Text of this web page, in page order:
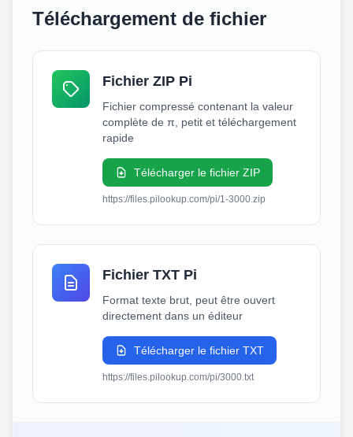
Téléchargement de fichier
Fichier ZIP Pi
Fichier compressé contenant la valeur
complète de π, petit et téléchargement
rapide
Télécharger le fichier ZIP
https://files.pilookup.com/pi/1-3000.zip
Fichier TXT Pi
Format texte brut, peut être ouvert
directement dans un éditeur
Télécharger le fichier TXT
https://files.pilookup.com/pi/3000.txt